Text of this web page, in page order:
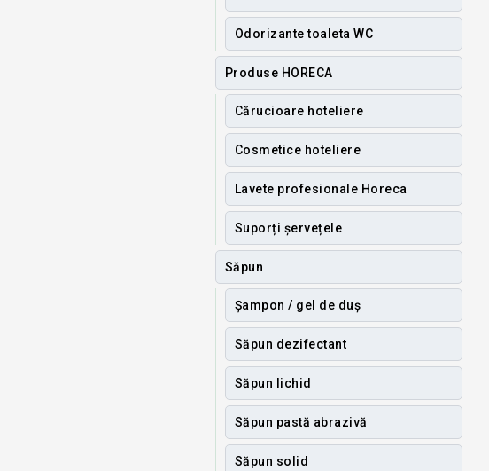
Odorizante toaleta WC
Produse HORECA
Cărucioare hoteliere
Cosmetice hoteliere
Lavete profesionale Horeca
Suporți șervețele
Săpun
Șampon / gel de duș
Săpun dezifectant
Săpun lichid
Săpun pastă abrazivă
Săpun solid